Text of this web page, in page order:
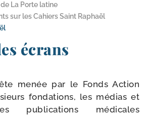
La Porte latine
sur les Cahiers Saint Raphaël
écrans
menée par le Fonds Action
fon­da­tions, les médias et
publi­ca­tions médi­cales